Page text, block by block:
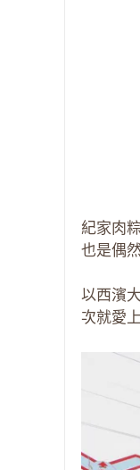
紀家肉
也是偶
以西濱
次就愛